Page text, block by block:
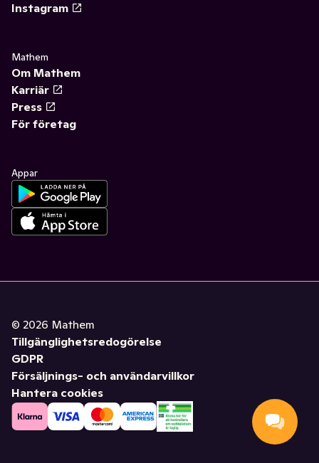
Instagram
Mathem
Om Mathem
Karriär
Press
För företag
Appar
© 2026 Mathem
Tillgänglighetsredogörelse
GDPR
Försäljnings- och användarvillkor
Hantera cookies